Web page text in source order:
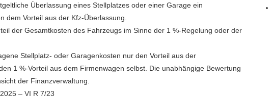
Überlassung eines Stellplatzes oder einer Garage ein
dem Vorteil aus der Kfz-Überlassung.
der Gesamtkosten des Fahrzeugs im Sinne der 1 %-Regelung oder der
Stellplatz- oder Garagenkosten nur den Vorteil aus der
1 %-Vorteil aus dem Firmenwagen selbst. Die unabhängige Bewertung
der Finanzverwaltung.
– VI R 7/23